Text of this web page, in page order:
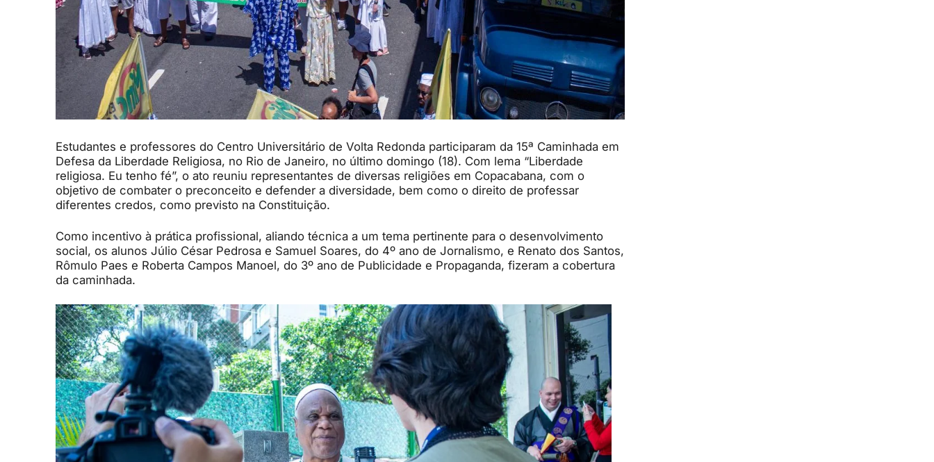
Estudantes e professores do Centro Universitário de Volta Redonda participaram da 15ª Caminhada em
Defesa da Liberdade Religiosa, no Rio de Janeiro, no último domingo (18). Com lema “Liberdade
religiosa. Eu tenho fé”, o ato reuniu representantes de diversas religiões em Copacabana, com o
objetivo de combater o preconceito e defender a diversidade, bem como o direito de professar
diferentes credos, como previsto na Constituição.
Como incentivo à prática profissional, aliando técnica a um tema pertinente para o desenvolvimento
social, os alunos Júlio César Pedrosa e Samuel Soares, do 4º ano de Jornalismo, e Renato dos Santos,
Rômulo Paes e Roberta Campos Manoel, do 3º ano de Publicidade e Propaganda, fizeram a cobertura
da caminhada.